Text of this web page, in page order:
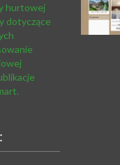
hurtowej
dotyczące